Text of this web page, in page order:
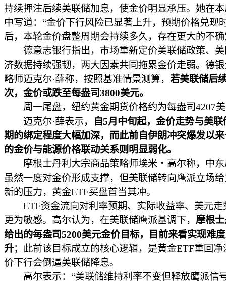
持续押注后续美联储加息，使金价明显承压。她在
中写道：“金价下行风险已显著上升，预期价格兑现
后，本轮金价盘整周期会持续多久，存在更大的不确
德意志银行指出，市场重新定价美联储政策、美
济数据持续强韧，两大因素共同拖累金价走弱。德
略师迈克尔·薛称，按照基准情景测算， 若美联储后
次，金价或跌至每盎司3800美元。
周一尾盘，纽约黄金期货价格约为每盎司4207
迈克尔·薛表示，
自5月中旬起，金价走势与美
期的绑定程度大幅加深，而此前自伊朗冲突爆发以
的金价与能源价格联动关系则明显弱化。
摩根士丹利大宗商品策略师埃米・高尔称，中东
虽然一度对金价形成支撑，但美联储转向鹰派立场
新的压力，黄金ETF买盘首当其冲。
ETF资金流向对利率预期、实际收益率、美元走
更为敏感。高尔认为，在美联储鹰派基调下， 摩根
给出的每盎司5200美元金价目标，目前来看实现难
升；此前该目标成立的核心逻辑，是黄金ETF重回净
价下行会倒逼美联储降息。
高尔表示：“美联储维持利率不变但释放鹰派信